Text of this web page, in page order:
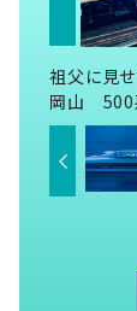
祖父に見
岡山 500